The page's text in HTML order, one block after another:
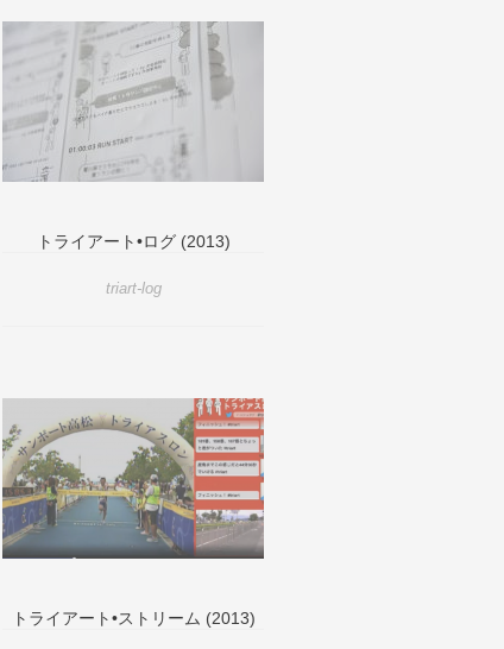
トライアート•ログ (2013)
triart-log
トライアート•ストリーム (2013)